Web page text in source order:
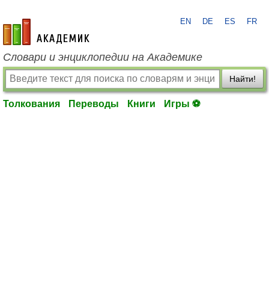
academic.ru
EN DE ES FR
Словари и энциклопедии на Академике
Найти!
Толкования Переводы Книги Игры ⚽